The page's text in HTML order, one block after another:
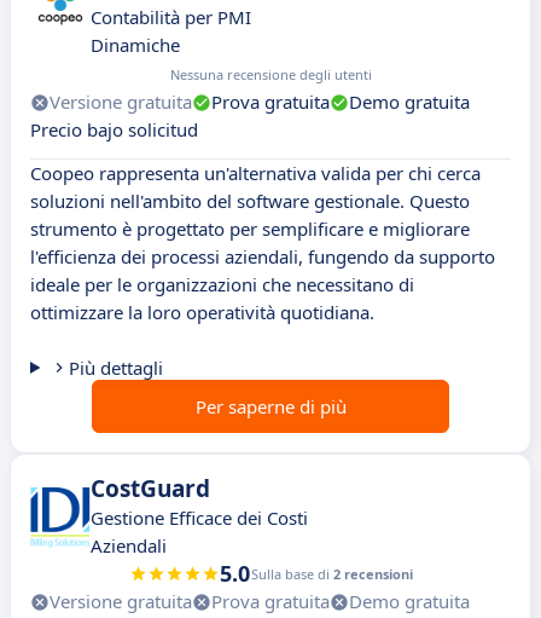
Contabilità per PMI
Dinamiche
Nessuna recensione degli utenti
Versione gratuita Prova gratuita
Demo gratuita
Precio bajo solicitud
Coopeo rappresenta un'alternativa valida per chi cerca
soluzioni nell'ambito del software gestionale. Questo
strumento è progettato per semplificare e migliorare
l'efficienza dei processi aziendali, fungendo da supporto
ideale per le organizzazioni che necessitano di
ottimizzare la loro operatività quotidiana.
Più dettagli
Per saperne di più
CostGuard
Gestione Efficace dei Costi
Aziendali
5.0Sulla base di 2 recensioni
Versione gratuita Prova gratuita
Demo gratuita